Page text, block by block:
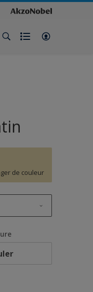
de couleur